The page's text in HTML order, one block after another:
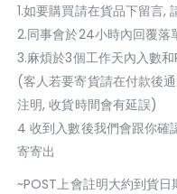
1.如要購買請在貨品下留言,
2.同事會於24小時內回覆落
3.麻煩於3個工作天內入數
(客人若要寄貨請在付款後
注明, 收貨時間會有延誤)
4 收到入數後我們會跟你確
寄寄出
~POST上會註明大約到貨